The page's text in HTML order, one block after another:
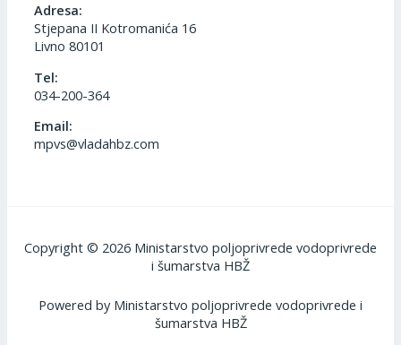
Adresa:
Stjepana II Kotromanića 16
Livno 80101
Tel:
034-200-364
Email:
mpvs@vladahbz.com
Copyright © 2026 Ministarstvo poljoprivrede vodoprivrede
i šumarstva HBŽ
Powered by Ministarstvo poljoprivrede vodoprivrede i
šumarstva HBŽ